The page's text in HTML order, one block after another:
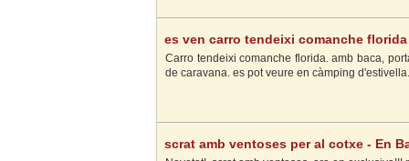
es ven carro tendeixi comanche
Carro tendeixi comanche florida. amb baca,
de caravana. es pot veure en càmping d'estivella.
scrat amb ventoses per al cotxe - En